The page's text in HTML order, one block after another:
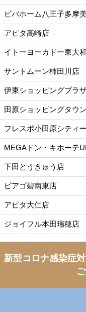
ビバホーム八王子多摩
アピタ高崎店
イトーヨーカドー東大
サントムーン柿田川店
伊東ショッピングプラ
田原ショッピングタウ
フレスポ小田原シティ
MEGAドン・キホーテ
下田とうきゅう店
ピアゴ碧南東店
アピタ大仁店
ジョイフル本田瑞穂店
新型コロナ感染症